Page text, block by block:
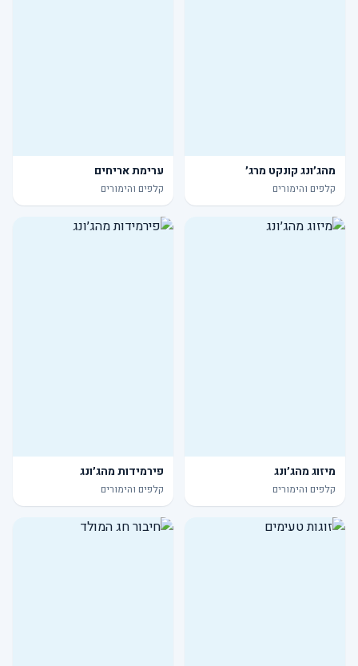
מהג׳ונג קונקט מרג׳
קלפים והימורים
ערימת אריחים
קלפים והימורים
מיזוג מהג׳ונג
קלפים והימורים
פירמידות מהג׳ונג
קלפים והימורים